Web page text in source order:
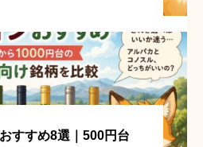
すすめ8選｜500円台